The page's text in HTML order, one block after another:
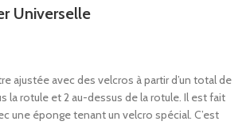
Universelle
ajustée avec des velcros à partir d’un total de
la rotule et 2 au-dessus de la rotule. Il est fait
une éponge tenant un velcro spécial. C’est